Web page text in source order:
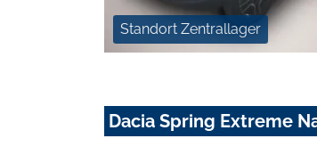
Standort Zentrallager
Dacia Spring Extreme